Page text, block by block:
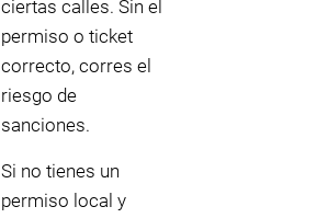
ciertas calles. Sin el
permiso o ticket
correcto, corres el
riesgo de
sanciones.
Si no tienes un
permiso local y